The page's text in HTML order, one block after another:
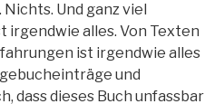
Und ganz viel
irgendwie alles. Von Texten
ist irgendwie alles
und
dass dieses Buch unfassbar